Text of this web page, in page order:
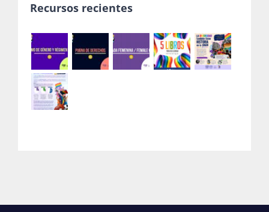
Recursos recientes